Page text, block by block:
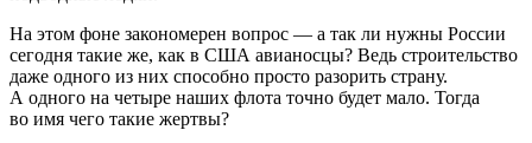
На этом фоне закономерен вопрос — а так ли нужны России
сегодня такие же, как в США авианосцы? Ведь строительство
даже одного из них способно просто разорить страну.
А одного на четыре наших флота точно будет мало. Тогда
во имя чего такие жертвы?